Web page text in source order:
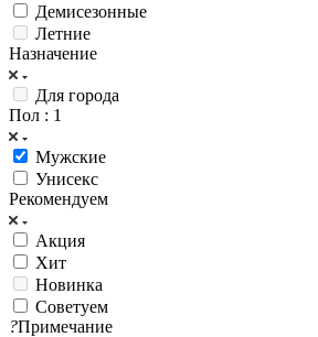
Демисезонные
Летние
Назначение
Для города
Пол : 1
Мужские
Унисекс
Рекомендуем
Акция
Хит
Новинка
Советуем
?Примечание